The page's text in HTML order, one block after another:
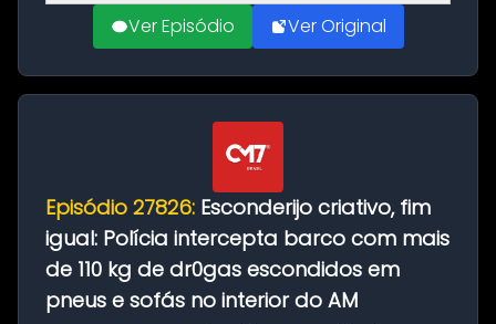
Ver Episódio Ver Original
Episódio 27826: Esconderijo criativo, fim
igual: Polícia intercepta barco com mais
de 110 kg de dr0gas escondidos em
pneus e sofás no interior do AM